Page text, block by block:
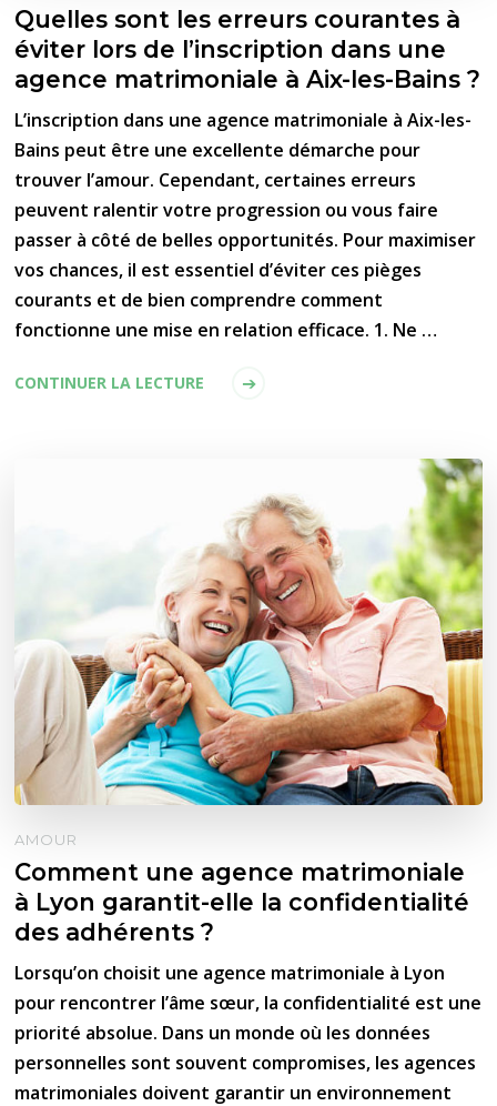
Quelles sont les erreurs courantes à
éviter lors de l’inscription dans une
agence matrimoniale à Aix-les-Bains ?
L’inscription dans une agence matrimoniale à Aix-les-
Bains peut être une excellente démarche pour
trouver l’amour. Cependant, certaines erreurs
peuvent ralentir votre progression ou vous faire
passer à côté de belles opportunités. Pour maximiser
vos chances, il est essentiel d’éviter ces pièges
courants et de bien comprendre comment
fonctionne une mise en relation efficace. 1. Ne …
CONTINUER LA LECTURE
AMOUR
Comment une agence matrimoniale
à Lyon garantit-elle la confidentialité
des adhérents ?
Lorsqu’on choisit une agence matrimoniale à Lyon
pour rencontrer l’âme sœur, la confidentialité est une
priorité absolue. Dans un monde où les données
personnelles sont souvent compromises, les agences
matrimoniales doivent garantir un environnement